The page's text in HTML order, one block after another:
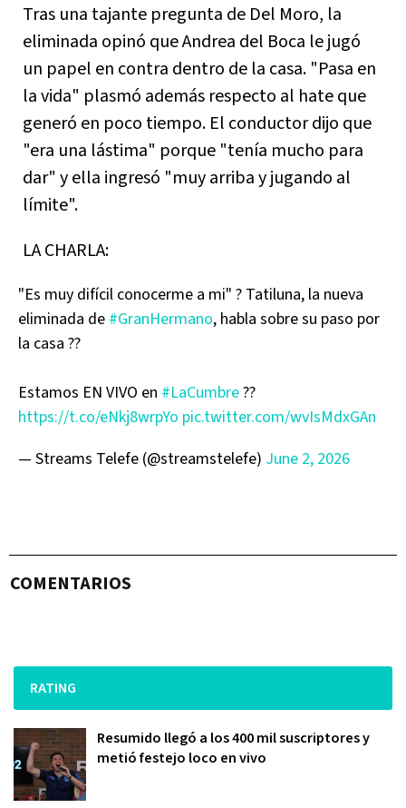
Tras una tajante pregunta de Del Moro, la
eliminada opinó que Andrea del Boca le jugó
un papel en contra dentro de la casa. "Pasa en
la vida" plasmó además respecto al hate que
generó en poco tiempo. El conductor dijo que
"era una lástima" porque "tenía mucho para
dar" y ella ingresó "muy arriba y jugando al
límite".
LA CHARLA:
"Es muy difícil conocerme a mi" ? Tatiluna, la nueva
eliminada de #GranHermano, habla sobre su paso por
la casa ??
Estamos EN VIVO en #LaCumbre??
https://t.co/eNkj8wrpYo pic.twitter.com/wvIsMdxGAn
— Streams Telefe (@streamstelefe) June 2, 2026
COMENTARIOS
RATING
Resumido llegó a los 400 mil suscriptores y
metió festejo loco en vivo